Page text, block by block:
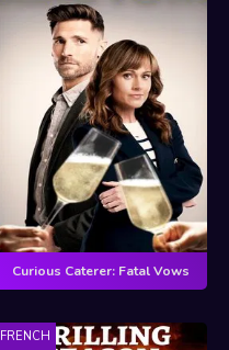
Curious Caterer: Fatal Vows
FRENCH